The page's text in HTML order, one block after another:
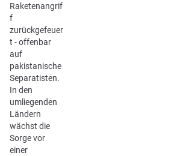
Raketenangrif
f
zurückgefeuer
t - offenbar
auf
pakistanische
Separatisten.
In den
umliegenden
Ländern
wächst die
Sorge vor
einer